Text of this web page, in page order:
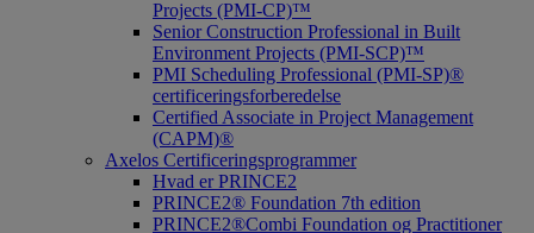
Projects (PMI-CP)™
Senior Construction Professional in Built
Environment Projects (PMI-SCP)™
PMI Scheduling Professional (PMI-SP)®
certificeringsforberedelse
Certified Associate in Project Management
(CAPM)®
Axelos Certificeringsprogrammer
Hvad er PRINCE2
PRINCE2® Foundation 7th edition
PRINCE2®Combi Foundation og Practitioner